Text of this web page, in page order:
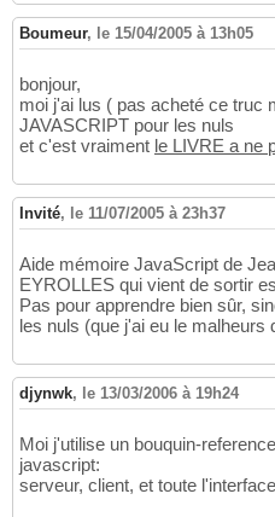
Boumeur, le 15/04/2005 à 13h05
bonjour,
moi j'ai lus ( pas acheté ce truc
JAVASCRIPT pour les nuls
et c'est vraiment le LIVRE a ne
Invité, le 11/07/2005 à 23h37
Aide mémoire JavaScript de
EYROLLES qui vient de sortir
Pas pour apprendre bien sûr,
les nuls (que j'ai eu le malheurs
djynwk, le 13/03/2006 à 19h24
Moi j'utilise un bouquin-
javascript:
serveur, client, et toute